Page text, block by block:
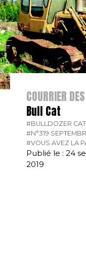
COURRIER
Bull Cat
#BULLDOZER
#N°319
#VOUS AVEZ LA
Publié le : 24
2019